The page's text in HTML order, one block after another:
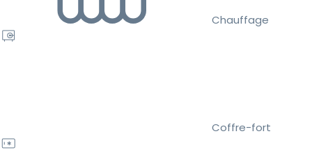
Chauffage
Coffre-fort